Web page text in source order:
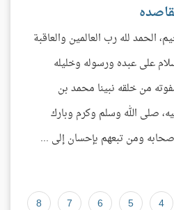
الحمد لله رب العالمين والعاقبة
على عبده ورسوله وخليله
من خلقه نبينا محمد بن
صلى الله وسلم وكرم وبارك
ومن تبعهم بإحسان إلى ...
4
5
6
7
8